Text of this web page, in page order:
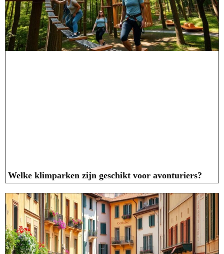
Welke klimparken zijn geschikt voor avonturiers?